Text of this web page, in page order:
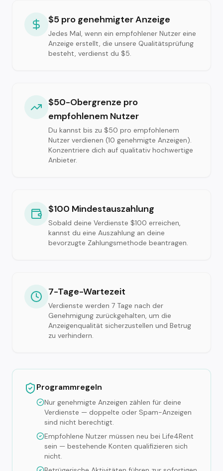
$5 pro genehmigter Anzeige
Jedes Mal, wenn ein empfohlener Nutzer eine
Anzeige erstellt, die unsere Qualitätsprüfung
besteht, verdienst du $5.
$50-Obergrenze pro
empfohlenem Nutzer
Du kannst bis zu $50 pro empfohlenem
Nutzer verdienen (10 genehmigte Anzeigen).
Konzentriere dich auf qualitativ hochwertige
Anbieter.
$100 Mindestauszahlung
Sobald deine Verdienste $100 erreichen,
kannst du eine Auszahlung an deine
bevorzugte Zahlungsmethode beantragen.
7-Tage-Wartezeit
Verdienste werden 7 Tage nach der
Genehmigung zurückgehalten, um die
Anzeigenqualität sicherzustellen und Betrug
zu verhindern.
Programmregeln
Nur genehmigte Anzeigen zählen für deine
Verdienste — doppelte oder Spam-Anzeigen
sind nicht berechtigt.
Empfohlene Nutzer müssen neu bei Life4Rent
sein — bestehende Konten qualifizieren sich
nicht.